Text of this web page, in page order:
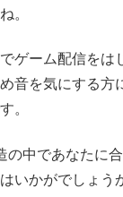
。
ゲーム配信をは
音を気にする方
。
の中であなたに
いかがでしょう